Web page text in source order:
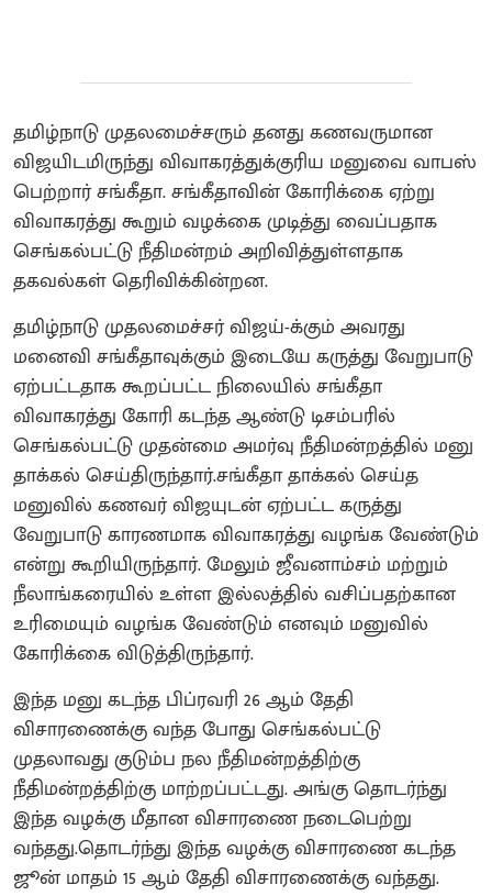
தமிழ்நாடு முதலமைச்சரும் தனது கணவருமான
விஜயிடமிருந்து விவாகரத்துக்குரிய மனுவை வாபஸ்
பெற்றார் சங்கீதா. சங்கீதாவின் கோரிக்கை ஏற்று
விவாகரத்து கூறும் வழக்கை முடித்து வைப்பதாக
செங்கல்பட்டு நீதிமன்றம் அறிவித்துள்ளதாக
தகவல்கள் தெரிவிக்கின்றன.
தமிழ்நாடு முதலமைச்சர் விஜய்-க்கும் அவரது
மனைவி சங்கீதாவுக்கும் இடையே கருத்து வேறுபாடு
ஏற்பட்டதாக கூறப்பட்ட நிலையில் சங்கீதா
விவாகரத்து கோரி கடந்த ஆண்டு டிசம்பரில்
செங்கல்பட்டு முதன்மை அமர்வு நீதிமன்றத்தில் மனு
தாக்கல் செய்திருந்தார்.சங்கீதா தாக்கல் செய்த
மனுவில் கணவர் விஜயுடன் ஏற்பட்ட கருத்து
வேறுபாடு காரணமாக விவாகரத்து வழங்க வேண்டும்
என்று கூறியிருந்தார். மேலும் ஜீவனாம்சம் மற்றும்
நீலாங்கரையில் உள்ள இல்லத்தில் வசிப்பதற்கான
உரிமையும் வழங்க வேண்டும் எனவும் மனுவில்
கோரிக்கை விடுத்திருந்தார்.
இந்த மனு கடந்த பிப்ரவரி 26 ஆம் தேதி
விசாரணைக்கு வந்த போது செங்கல்பட்டு
முதலாவது குடும்ப நல நீதிமன்றத்திற்கு
நீதிமன்றத்திற்கு மாற்றப்பட்டது. அங்கு தொடர்ந்து
இந்த வழக்கு மீதான விசாரணை நடைபெற்று
வந்தது.தொடர்ந்து இந்த வழக்கு விசாரணை கடந்த
ஜூன் மாதம் 15 ஆம் தேதி விசாரணைக்கு வந்தது.